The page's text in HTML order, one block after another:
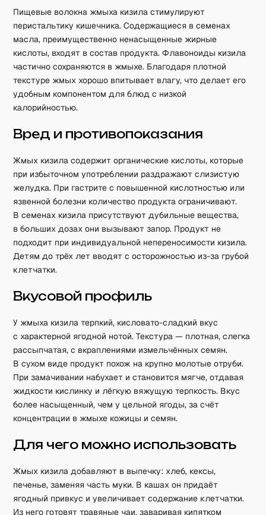
Пищевые волокна жмыха кизила стимулируют
перистальтику кишечника. Содержащиеся в семенах
масла, преимущественно ненасыщенные жирные
кислоты, входят в состав продукта. Флавоноиды кизила
частично сохраняются в жмыхе. Благодаря плотной
текстуре жмых хорошо впитывает влагу, что делает его
удобным компонентом для блюд с низкой
калорийностью.
Вред и противопоказания
Жмых кизила содержит органические кислоты, которые
при избыточном употреблении раздражают слизистую
желудка. При гастрите с повышенной кислотностью или
язвенной болезни количество продукта ограничивают.
В семенах кизила присутствуют дубильные вещества,
в больших дозах они вызывают запор. Продукт не
подходит при индивидуальной непереносимости кизила.
Детям до трёх лет вводят с осторожностью из-за грубой
клетчатки.
Вкусовой профиль
У жмыха кизила терпкий, кисловато-сладкий вкус
с характерной ягодной нотой. Текстура — плотная, слегка
рассыпчатая, с вкраплениями измельчённых семян.
В сухом виде продукт похож на крупно молотые отруби.
При замачивании набухает и становится мягче, отдавая
жидкости кислинку и лёгкую вяжущую терпкость. Вкус
более насыщенный, чем у цельной ягоды, за счёт
концентрации в жмыхе кожицы и семян.
Для чего можно использовать
Жмых кизила добавляют в выпечку: хлеб, кексы,
печенье, заменяя часть муки. В кашах он придаёт
ягодный привкус и увеличивает содержание клетчатки.
Из него готовят травяные чаи, заваривая кипятком